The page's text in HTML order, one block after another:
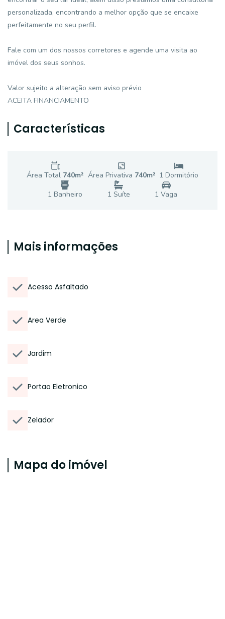
personalizada, encontrando a melhor opção que se encaixe
perfeitamente no seu perfil.
Fale com um dos nossos corretores e agende uma visita ao
imóvel dos seus sonhos.
Valor sujeito a alteração sem aviso prévio
ACEITA FINANCIAMENTO
Características
Área Total 740m² Área Privativa 740m² 1 Dormitório
1 Banheiro 1 Suíte 1 Vaga
Mais informações
Acesso Asfaltado
Area Verde
Jardim
Portao Eletronico
Zelador
Mapa do imóvel